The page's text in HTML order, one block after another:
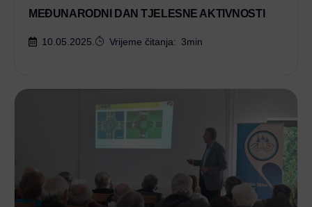
MEĐUNARODNI DAN TJELESNE AKTIVNOSTI
10.05.2025. Vrijeme čitanja: 3min